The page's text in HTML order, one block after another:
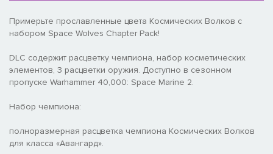
Примерьте прославленные цвета Космических Волков с
набором Space Wolves Chapter Pack!
DLC содержит расцветку чемпиона, набор косметических
элементов, 3 расцветки оружия. Доступно в сезонном
пропуске Warhammer 40,000: Space Marine 2.
Набор чемпиона:
полноразмерная расцветка чемпиона Космических Волков
для класса «Авангард».